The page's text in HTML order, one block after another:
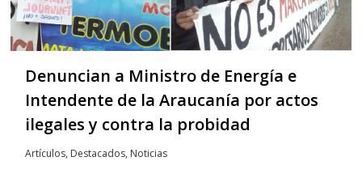
Denuncian a Ministro de Energía e
Intendente de la Araucanía por actos
ilegales y contra la probidad
Artículos, Destacados, Noticias